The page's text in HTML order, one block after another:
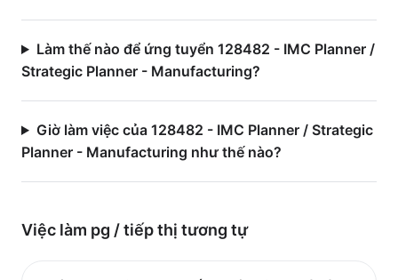
Làm thế nào để ứng tuyển 128482 - IMC Planner /
Strategic Planner - Manufacturing?
Giờ làm việc của 128482 - IMC Planner / Strategic
Planner - Manufacturing như thế nào?
Việc làm pg / tiếp thị tương tự